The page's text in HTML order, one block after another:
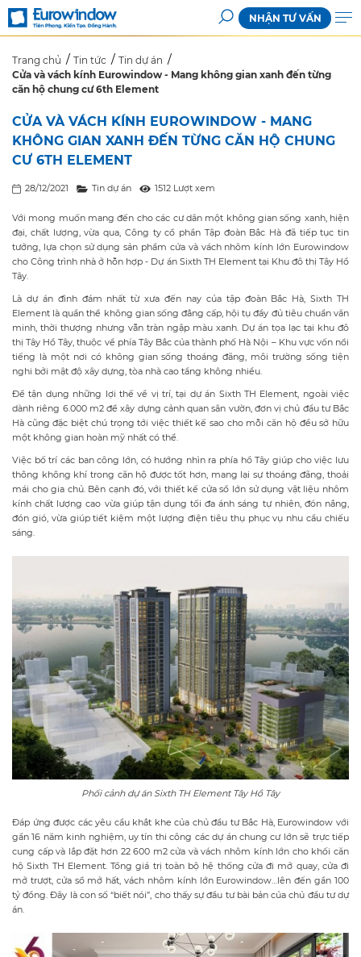
NHẬN TƯ VẤN
Trang chủ Tin tức
Tin dự án
Cửa và vách kính Eurowindow - Mang không gian xanh đến từng
căn hộ chung cư 6th Element
CỬA VÀ VÁCH KÍNH EUROWINDOW - MANG
KHÔNG GIAN XANH ĐẾN TỪNG CĂN HỘ CHUNG
CƯ 6TH ELEMENT
28/12/2021 Tin dự án 1512 Lượt xem
Với mong muốn mang đến cho các cư dân một không gian sống xanh, hiện
đại, chất lượng, vừa qua, Công ty cổ phần Tập đoàn Bắc Hà đã tiếp tục tin
tưởng, lựa chọn sử dụng sản phẩm cửa và vách nhôm kính lớn Eurowindow
cho Công trình nhà ở hỗn hợp - Dự án Sixth TH Element tại Khu đô thị Tây Hồ
Tây.
Là dự án đình đám nhất từ xưa đến nay của tập đoàn Bắc Hà, Sixth TH
Element là quần thể không gian sống đẳng cấp, hội tụ đầy đủ tiêu chuẩn văn
minh, thời thượng nhưng vẫn tràn ngập màu xanh. Dự án tọa lạc tại khu đô
thị Tây Hồ Tây, thuộc về phía Tây Bắc của thành phố Hà Nội – Khu vực vốn nổi
tiếng là một nơi có không gian sống thoáng đãng, môi trường sống tiện
nghi bởi mật độ xây dựng, tòa nhà cao tầng không nhiều.
Để tận dụng những lợi thế về vị trí, tại dự án Sixth TH Element, ngoài việc
dành riêng 6.000 m2 để xây dựng cảnh quan sân vườn, đơn vị chủ đầu tư Bắc
Hà cũng đặc biệt chú trọng tới việc thiết kế sao cho mỗi căn hộ đều sở hữu
một không gian hoàn mỹ nhất có thể.
Việc bố trí các ban công lớn, có hướng nhìn ra phía hồ Tây giúp cho việc lưu
thông không khí trong căn hộ được tốt hơn, mang lại sự thoáng đãng, thoải
mái cho gia chủ. Bên cạnh đó, với thiết kế cửa sổ lớn sử dụng vật liệu nhôm
kính chất lượng cao vừa giúp tận dụng tối đa ánh sáng tự nhiên, đón nắng,
đón gió, vừa giúp tiết kiệm một lượng điện tiêu thụ phục vụ nhu cầu chiếu
sáng.
Phối cảnh dự án Sixth TH Element Tây Hồ Tây
Đáp ứng được các yêu cầu khắt khe của chủ đầu tư Bắc Hà, Eurowindow với
gần 16 năm kinh nghiệm, uy tín thi công các dự án chung cư lớn sẽ trực tiếp
cung cấp và lắp đặt hơn 22 600 m2 cửa và vách nhôm kính lớn cho khối căn
hộ Sixth TH Element. Tổng giá trị toàn bộ hệ thống cửa đi mở quay, cửa đi
mở trượt, cửa sổ mở hất, vách nhôm kính lớn Eurowindow…lên đến gần 100
tỷ đồng. Đây là con số “biết nói”, cho thấy sự đầu tư bài bản của chủ đầu tư dự
án.